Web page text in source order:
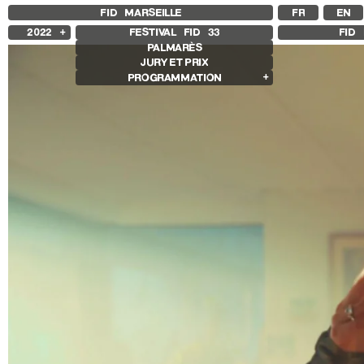
FID MARSEILLE FR EN
2022 FESTIVAL FID 33
PALMARÈS
JURY ET PRIX
PROGRAMMATION
FID